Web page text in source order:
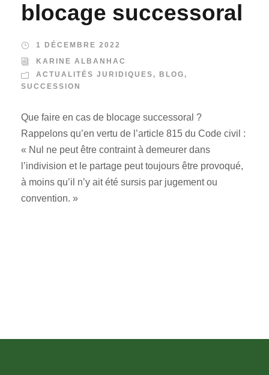
blocage successoral
1 DÉCEMBRE 2022
KARINE ALBANHAC
ACTUALITÉS JURIDIQUES , BLOG ,
SUCCESSION
Que faire en cas de blocage successoral ?
Rappelons qu’en vertu de l’article 815 du Code civil :
« Nul ne peut être contraint à demeurer dans
l’indivision et le partage peut toujours être provoqué,
à moins qu’il n’y ait été sursis par jugement ou
convention. »